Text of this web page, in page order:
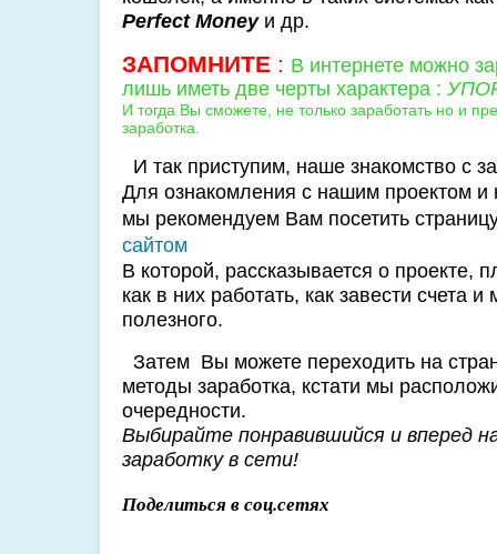
Perfect Money и др.
ЗАПОМНИТЕ : В интернете можно
лишь иметь две черты характера :
И тогда Вы сможете, не только заработать но и
заработка.
И так приступим, наше знакомство с
Для ознакомления с нашим проектом и
мы рекомендуем Вам посетить
сайтом
В которой, рассказывается о проекте,
как в них работать, как завести счета и
полезного.
Затем Вы можете переходить на
методы заработка, кстати мы
очередности.
Выбирайте понравившийся и вперед
заработку в сети!
Поделиться в соц.сетях